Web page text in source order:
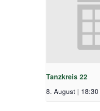
Tanzkreis 22
8. August | 18:30